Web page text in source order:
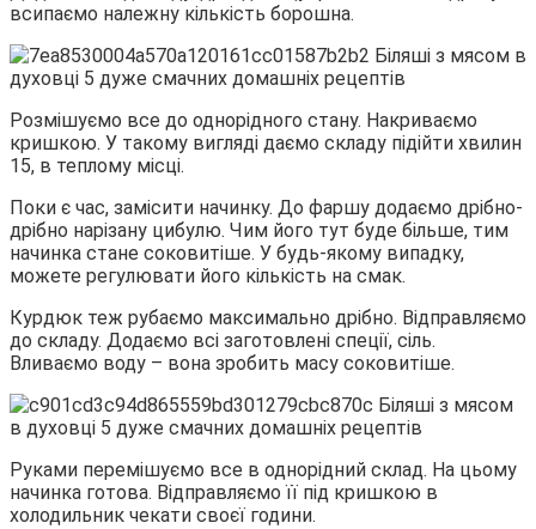
всипаємо належну кількість борошна.
Розмішуємо все до однорідного стану. Накриваємо
кришкою. У такому вигляді даємо складу підійти хвилин
15, в теплому місці.
Поки є час, замісити начинку. До фаршу додаємо дрібно-
дрібно нарізану цибулю. Чим його тут буде більше, тим
начинка стане соковитіше. У будь-якому випадку,
можете регулювати його кількість на смак.
Курдюк теж рубаємо максимально дрібно. Відправляємо
до складу. Додаємо всі заготовлені спеції, сіль.
Вливаємо воду – вона зробить масу соковитіше.
Руками перемішуємо все в однорідний склад. На цьому
начинка готова. Відправляємо її під кришкою в
холодильник чекати своєї години.